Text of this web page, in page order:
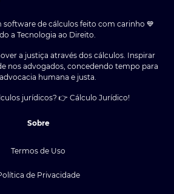
software de cálculos feito com carinho 💙
a Tecnologia ao Direito.
a justiça através dos cálculos. Inspirar
nos advogados, concedendo tempo para
humana e justa.
jurídicos? 👉 Cálculo Jurídico!
Sobre
Termos de Uso
de Privacidade